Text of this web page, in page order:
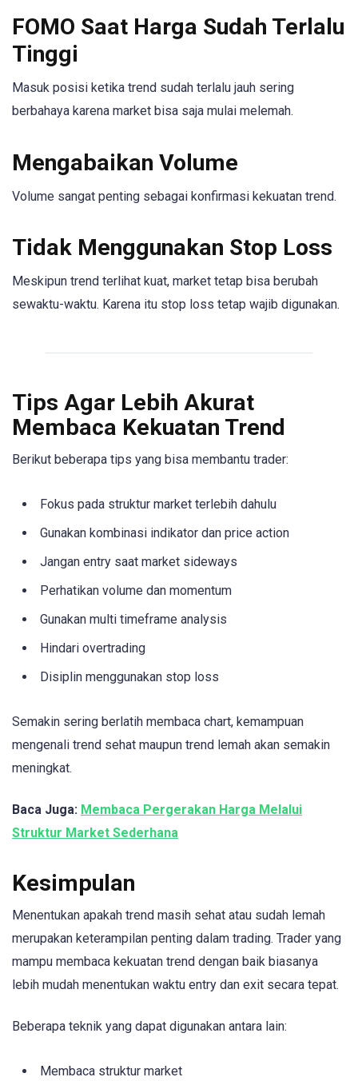
FOMO Saat Harga Sudah Terlalu
Tinggi
Masuk posisi ketika trend sudah terlalu jauh sering
berbahaya karena market bisa saja mulai melemah.
Mengabaikan Volume
Volume sangat penting sebagai konfirmasi kekuatan trend.
Tidak Menggunakan Stop Loss
Meskipun trend terlihat kuat, market tetap bisa berubah
sewaktu-waktu. Karena itu stop loss tetap wajib digunakan.
Tips Agar Lebih Akurat
Membaca Kekuatan Trend
Berikut beberapa tips yang bisa membantu trader:
Fokus pada struktur market terlebih dahulu
Gunakan kombinasi indikator dan price action
Jangan entry saat market sideways
Perhatikan volume dan momentum
Gunakan multi timeframe analysis
Hindari overtrading
Disiplin menggunakan stop loss
Semakin sering berlatih membaca chart, kemampuan
mengenali trend sehat maupun trend lemah akan semakin
meningkat.
Baca Juga: Membaca Pergerakan Harga Melalui
Struktur Market Sederhana
Kesimpulan
Menentukan apakah trend masih sehat atau sudah lemah
merupakan keterampilan penting dalam trading. Trader yang
mampu membaca kekuatan trend dengan baik biasanya
lebih mudah menentukan waktu entry dan exit secara tepat.
Beberapa teknik yang dapat digunakan antara lain:
Membaca struktur market